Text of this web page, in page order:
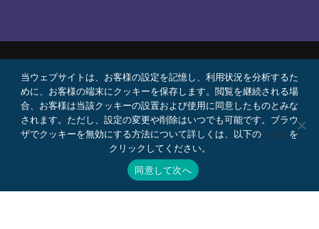
© 2026 Bello, Gallardo, Bonequi y García,
S.C.
コンテンツは自動翻訳されています。言語によって
正確さが異なる場合があります。
プロボノ
採用情報 Webメール
当ウェブサイトは、お客様の設定を記憶し、利用状況を分析するた
めに、お客様の端末にクッキーを保存します。閲覧を継続される場
合、お客様は当該クッキーの設置および使用に同意したものとみな
されます。ただし、設定の変更や削除はいつでも可能です。ブラウ
ザでクッキーを無効にする方法について詳しくは、以下のリンクを
クリックしてください。
同意して次へ